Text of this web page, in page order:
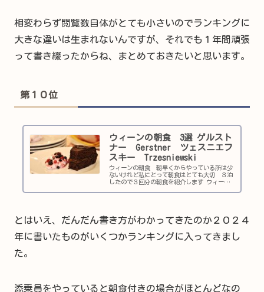
相変わらず閲覧数自体がとても小さいのでランキングに
大きな違いは生まれないんですが、それでも１年間頑張
って書き綴ったからね、まとめておきたいと思います。
第１０位
ウィーンの朝食 3選 ゲルスト
ナー Gerstner ツェスニエフ
スキー Trzesniewski
ウィーンの朝食 朝早くからやっている所は少
ないけれど私にとって朝食はとても大切 ３泊
したので３回分の朝食を紹介します ウィーン
ゲルストナー
とはいえ、だんだん書き方がわかってきたのか２０２４
年に書いたものがいくつかランキングに入ってきまし
た。
添乗員をやっていると朝食付きの場合がほとんどなの